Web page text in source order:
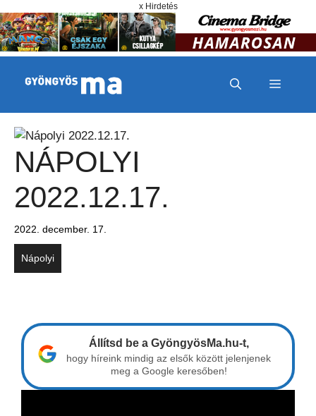
x Hirdetés
MENÜ
NÁPOLYI
2022.12.17.
2022. december. 17.
Nápolyi
Állítsd be a GyöngyösMa.hu-t,
hogy híreink mindig az elsők között jelenjenek
meg a Google keresőben!